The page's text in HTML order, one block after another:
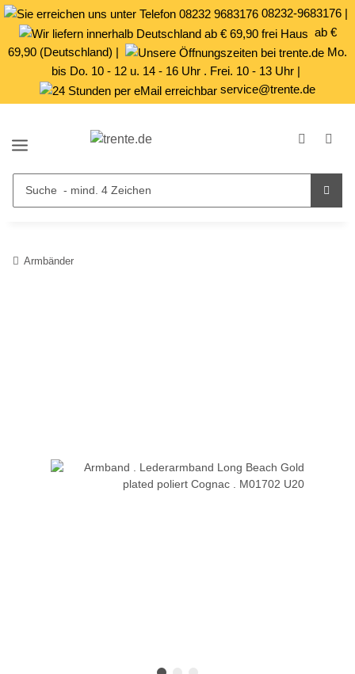
08232-9683176 |
ab €
69,90 (Deutschland) |
Mo.
bis Do. 10 - 12 u. 14 - 16 Uhr . Frei. 10 - 13 Uhr |
service@trente.de
Armbänder